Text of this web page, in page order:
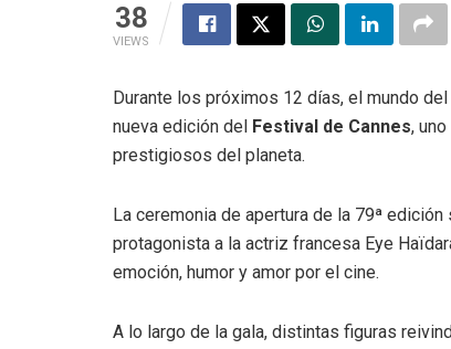
38
VIEWS
Durante los próximos 12 días, el mundo
nueva edición del
Festival de Cannes,
prestigiosos del planeta.
La ceremonia de apertura de la 79ª
protagonista a la actriz francesa Eye
emoción, humor y amor por el cine.
A lo largo de la gala, distintas figuras